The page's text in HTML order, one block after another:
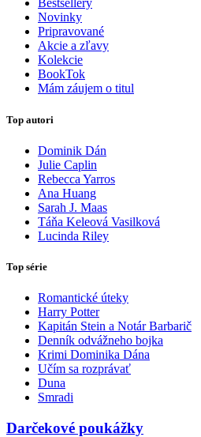
Bestsellery
Novinky
Pripravované
Akcie a zľavy
Kolekcie
BookTok
Mám záujem o titul
Top autori
Dominik Dán
Julie Caplin
Rebecca Yarros
Ana Huang
Sarah J. Maas
Táňa Keleová Vasilková
Lucinda Riley
Top série
Romantické úteky
Harry Potter
Kapitán Stein a Notár Barbarič
Denník odvážneho bojka
Krimi Dominika Dána
Učím sa rozprávať
Duna
Smradi
Darčekové poukážky